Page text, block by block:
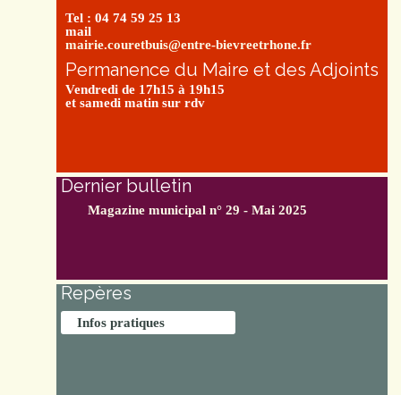
Tel : 04 74 59 25 13
mail
mairie.couretbuis@entre-bievreetrhone.fr
Permanence du Maire et des Adjoints
Vendredi de 17h15 à 19h15
et samedi matin sur rdv
Dernier bulletin
Magazine municipal n° 29 - Mai 2025
Repères
Infos pratiques